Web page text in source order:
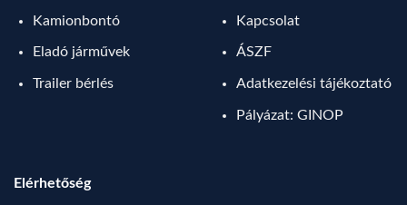
Kamionbontó
Eladó járművek
Trailer bérlés
Kapcsolat
ÁSZF
Adatkezelési tájékoztató
Pályázat: GINOP
Elérhetőség